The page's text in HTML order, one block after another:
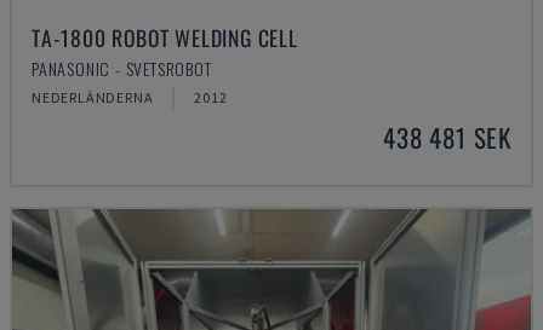
TA-1800 ROBOT WELDING CELL
PANASONIC - SVETSROBOT
NEDERLÄNDERNA 2012
438 481 SEK